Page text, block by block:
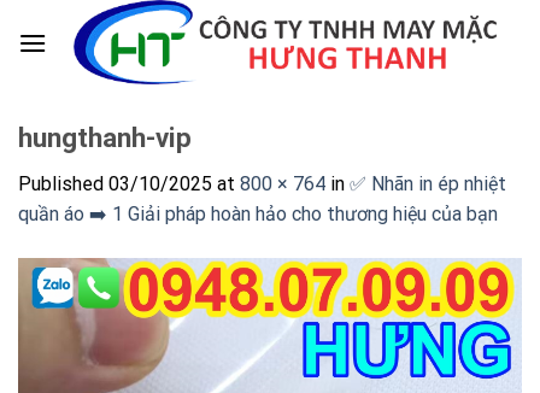
hungthanh-vip
Published 03/10/2025 at 800 × 764 in ✅ Nhãn in ép nhiệt
quần áo ➡️ 1 Giải pháp hoàn hảo cho thương hiệu của bạn